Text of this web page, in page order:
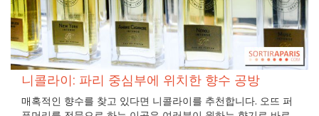
니콜라이: 파리 중심부에 위치한 향수 공방
매혹적인 향수를 찾고 있다면 니콜라이를 추천합니다. 오뜨 퍼